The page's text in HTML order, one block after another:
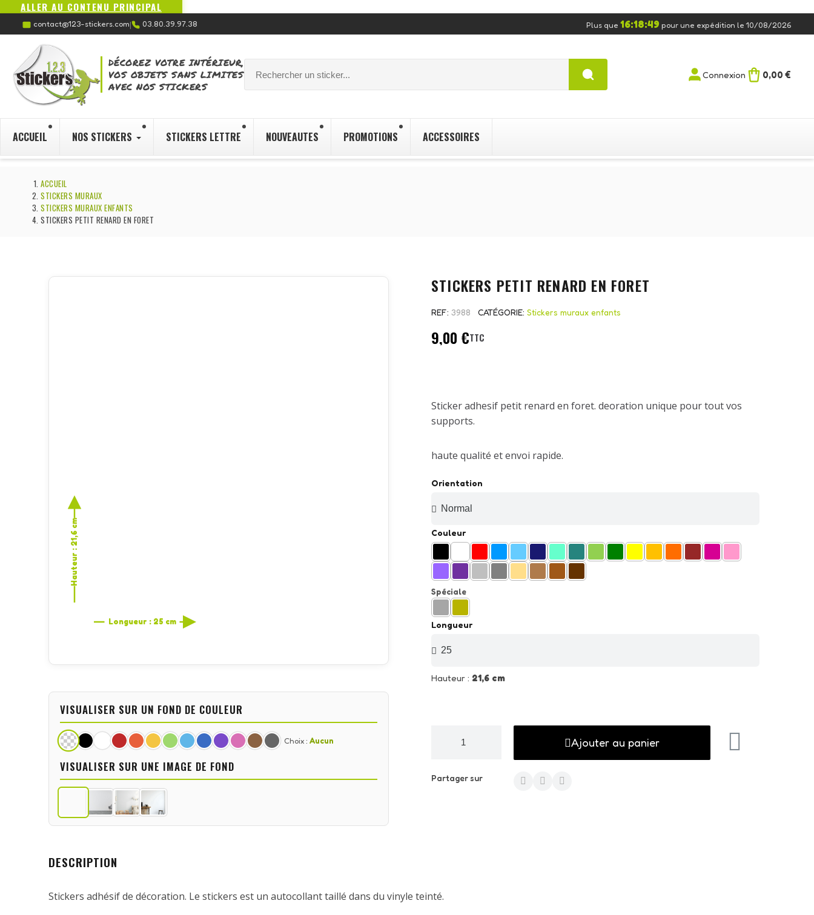
ALLER AU CONTENU PRINCIPAL
contact@123-stickers.com| 03.80.39.97.38 Plus que 16:18:48 pour une expédition le 10/08/2026
DÉCOREZ VOTRE INTÉRIEUR,
VOS OBJETS SANS LIMITES
AVEC NOS STICKERS
Connexion 0,00 €
ACCUEIL NOS STICKERS STICKERS LETTRE NOUVEAUTES PROMOTIONS ACCESSOIRES
ACCUEIL
STICKERS MURAUX
STICKERS MURAUX ENFANTS
STICKERS PETIT RENARD EN FORET
Hauteur : 21,6 cm
Longueur : 25 cm
VISUALISER SUR UN FOND DE COULEUR
Choix : Aucun
VISUALISER SUR UNE IMAGE DE FOND
STICKERS PETIT RENARD EN FORET
REF 3988 CATÉGORIE Stickers muraux enfants
9,00 €TTC
Sticker adhesif petit renard en foret. deoration unique pour tout vos
supports.
haute qualité et envoi rapide.
Orientation
Couleur
Spéciale
Longueur
Hauteur : 21,6 cm
Ajouter au panier
Partager sur
DESCRIPTION
Stickers adhésif de décoration. Le stickers est un autocollant taillé dans du vinyle teinté.